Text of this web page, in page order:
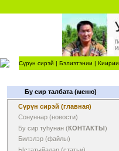
Сүрүн сирэй | Бэлиэтэнии | Киирии
Бу сир талбата (меню)
Сүрүн сирэй (главная)
Сонуннар (новости)
Бу сир туһунан (КОНТАКТЫ)
Билэлэр (файлы)
Ыстатыйалар (статьи)